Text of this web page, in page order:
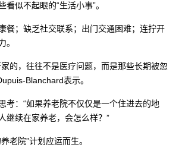
看似不起眼的“生活小事”。
餐；缺乏社交联系；出门交通困难；连拧开
。
的，往往不是医疗问题，而是那些长期被忽
Blanchard表示。
考：“如果养老院不仅仅是一个住进去的地
继续在家养老，会怎么样？”
老院”计划应运而生。